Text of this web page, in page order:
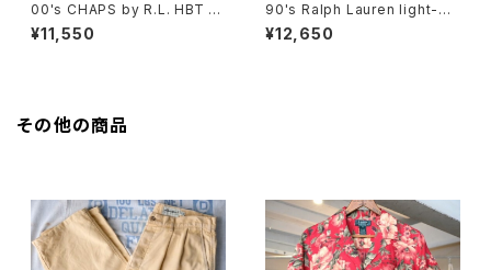
00's CHAPS by R.L. HBT sli
m-fit cargo Pants
¥11,550
90's Ralph Lauren light-be
ige cotton easy Pants
¥12,650
その他の商品